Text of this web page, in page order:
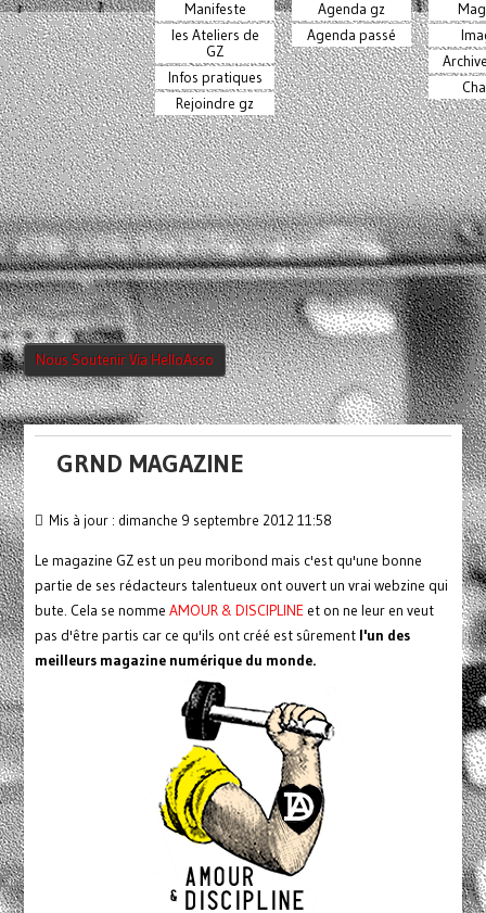
Manifeste
les Ateliers de
GZ
Infos pratiques
Rejoindre gz
Agenda gz
Agenda passé
Nous Soutenir Via HelloAsso
GRND MAGAZINE
Mis à jour : dimanche 9 septembre 2012 11:58
Le magazine GZ est un peu moribond mais c'est qu'une bonne
partie de ses rédacteurs talentueux ont ouvert un vrai webzine qui
bute. Cela se nomme AMOUR & DISCIPLINE et on ne leur en veut
pas d'être partis car ce qu'ils ont créé est sûrement l'un des
meilleurs magazine numérique du monde.